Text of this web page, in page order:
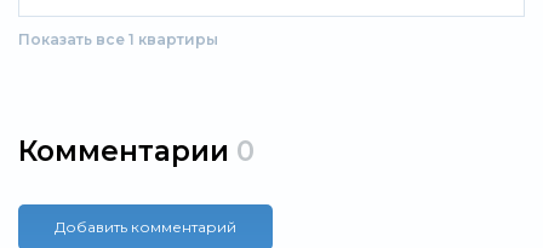
Показать все 1 квартиры
Комментарии 0
Добавить комментарий